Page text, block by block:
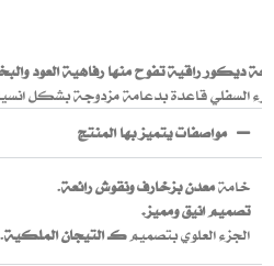
قطعة ديكور راقية تفوح منها رفاهية العود
الجزء السفلي قاعدة بدعامة مزدوجة بشكل
مواصفات يتميز بها المنتج
خامةمعدن بزخارف ونقوش رائعة.
تصميم انيق ومميز.
الجزء العلوي بتصميمكـ التيجان الملكية.